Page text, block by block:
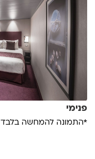
פנימי
*התמונה להמחשה בלבד